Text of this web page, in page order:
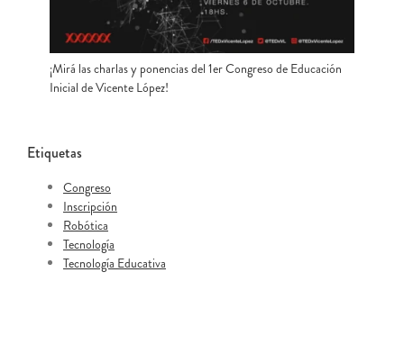
¡Mirá las charlas y ponencias del 1er Congreso de Educación
Inicial de Vicente López!
Etiquetas
Congreso
Inscripción
Robótica
Tecnología
Tecnología Educativa